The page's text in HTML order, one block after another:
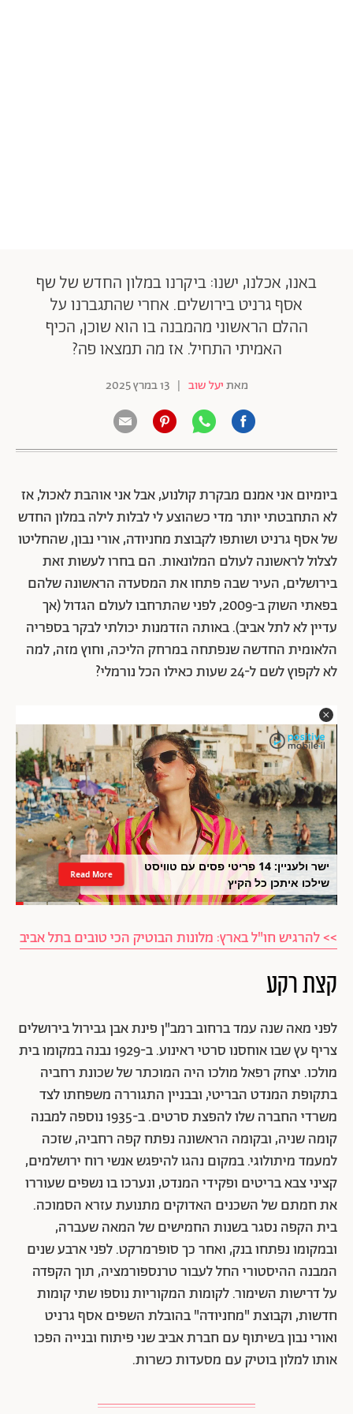
באנו, אכלנו, ישנו: ביקרנו במלון החדש של שף
אסף גרניט בירושלים. אחרי שהתגברנו על
ההלם הראשוני מהמבנה בו הוא שוכן, הכיף
האמיתי התחיל. אז מה תמצאו פה?
מאתיעל שוב | 13 במרץ 2025
ביומיום אני אמנם מבקרת קולנוע, אבל אני אוהבת לאכול, אז
לא התחבטתי יותר מדי כשהוצע לי לבלות לילה במלון החדש
של אסף גרניט ושותפו לקבוצת מחניודה, אורי נבון, שהחליטו
לצלול לראשונה לעולם המלונאות. הם בחרו לעשות זאת
בירושלים, העיר שבה פתחו את המסעדה הראשונה שלהם
בפאתי השוק ב-2009, לפני שהתרחבו לעולם הגדול (אך
עדיין לא לתל אביב). באותה הזדמנות יכולתי לבקר בספריה
הלאומית החדשה שנפתחה במרחק הליכה, וחוץ מזה, למה
לא לקפוץ לשם ל-24 שעות כאילו הכל נורמלי?
ישר ולעניין: 14 פריטי פסים עם טוויסט
שילכו איתכן כל הקיץ
Read More
>> להרגיש חו"ל בארץ: מלונות הבוטיק הכי טובים בתל אביב
קצת רקע
לפני מאה שנה עמד ברחוב רמב"ן פינת אבן גבירול בירושלים
צריף עץ שבו אוחסנו סרטי ראינוע. ב-1929 נבנה במקומו בית
מולכו. יצחק רפאל מולכו היה המוכתר של שכונת רחביה
בתקופת המנדט הבריטי, ובבניין התגוררה משפחתו לצד
משרדי החברה שלו להפצת סרטים. ב-1935 נוספה למבנה
קומה שניה, ובקומה הראשונה נפתח קפה רחביה, שזכה
למעמד מיתולוגי. במקום נהגו להיפגש אנשי רוח ירושלמים,
קציני צבא בריטים ופקידי המנדט, ונערכו בו נשפים שעוררו
את חמתם של השכנים האדוקים מתנועת עזרא הסמוכה.
בית הקפה נסגר בשנות החמישים של המאה שעברה,
ובמקומו נפתחו בנק, ואחר כך סופרמרקט. לפני ארבע שנים
המבנה ההיסטורי החל לעבור טרנספורמציה, תוך הקפדה
על דרישות השימור. לקומות המקוריות נוספו שתי קומות
חדשות, וקבוצת "מחניודה" בהובלת השפים אסף גרניט
ואורי נבון בשיתוף עם חברת אביב שני פיתוח ובנייה הפכו
אותו למלון בוטיק עם מסעדות כשרות.